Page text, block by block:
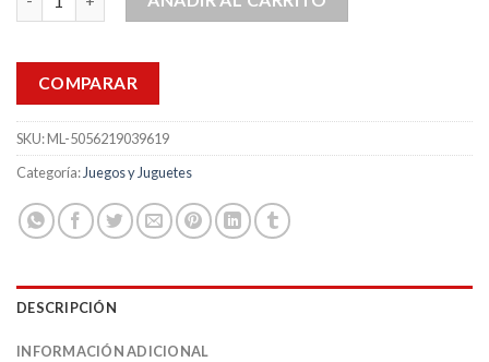
COMPARAR
SKU:ML-5056219039619
Categoría:Juegos y Juguetes
DESCRIPCIÓN
INFORMACIÓN ADICIONAL